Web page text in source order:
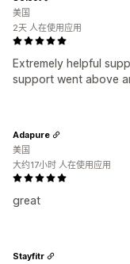
Extremely helpful
support went above
美国
2天 人在使用应用
great
Adapure
美国
大约17小时 人在使用应用
Stayfitr